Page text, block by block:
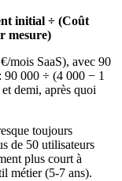
initial ÷ (Coût
mesure)
mois SaaS), avec 90
90 000 ÷ (4 000 − 1
demi, après quoi
toujours
de 50 utilisateurs
plus court à
métier (5-7 ans).